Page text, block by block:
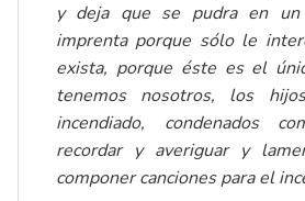
y deja que se pudra en
imprenta porque sólo le
exista, porque éste es el
tenemos nosotros, los
incendiado, condenados
recordar y averiguar y
componer canciones para el